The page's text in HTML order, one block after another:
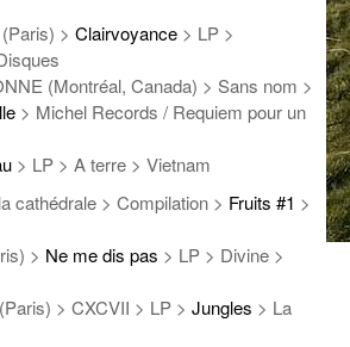
> Clairvoyance > LP >
(Montréal, Canada) > Sans nom >
> Michel Records / Requiem pour un
> LP > A terre > Vietnam
cathédrale > Compilation > Fruits #1 >
> Ne me dis pas > LP > Divine >
> CXCVII > LP > Jungles > La